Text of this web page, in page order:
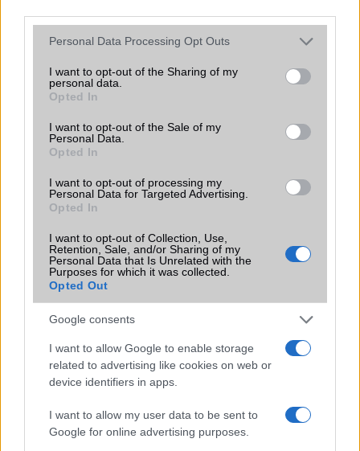
Please note that this website/app uses one or more Google
not limited to your visit or usage behaviour. You may click to
grant or deny consent to Google and its third-party tags to
use your data for below specified purposes in below Google
consent section.
Personal Data Processing Opt Outs
I want to opt-out of the Sharing of my
personal data.
Opted In
I want to opt-out of the Sale of my
Personal Data.
Opted In
I want to opt-out of processing my
Personal Data for Targeted Advertising.
Opted In
I want to opt-out of Collection, Use,
Retention, Sale, and/or Sharing of my
Personal Data that Is Unrelated with the
Purposes for which it was collected.
Opted Out
Google consents
I want to allow Google to enable storage
related to advertising like cookies on web or
device identifiers in apps.
I want to allow my user data to be sent to
Google for online advertising purposes.
SIM-ek száma 2
Flight mode Van
Terület Globális
Funkciók
Brand GamerPhone
Limited Edition RedMagic
N/A = Nincs adat. Legutóbbi frissítés: 2026-07-13 19:00:00
Új és Használt GSM kiemelt ajánlatok
Apple iPhone 16 Pro